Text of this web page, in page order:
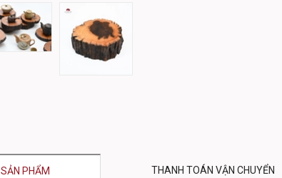
PHẨM THANH TOÁN VẬN CHUYỂN